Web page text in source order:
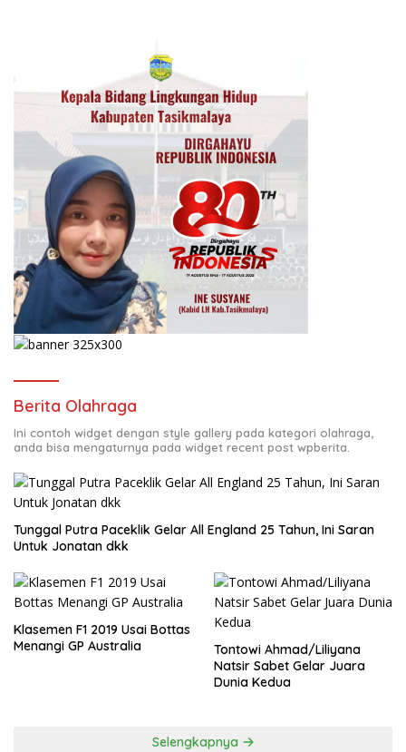
Berita Olahraga
Ini contoh widget dengan style gallery pada kategori olahraga,
anda bisa mengaturnya pada widget recent post wpberita.
Tunggal Putra Paceklik Gelar All England 25 Tahun, Ini Saran
Untuk Jonatan dkk
Klasemen F1 2019 Usai Bottas
Menangi GP Australia
Tontowi Ahmad/Liliyana
Natsir Sabet Gelar Juara
Dunia Kedua
Selengkapnya